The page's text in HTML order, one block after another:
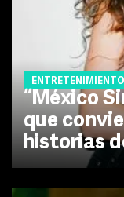
ENTRETENIMIENTO
“México
que
historias